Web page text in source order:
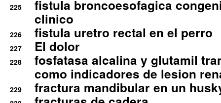
225
fistula broncoesofagica
clinico
226 fistula uretro rectal en el perro
227 El dolor
228
fosfatasa alcalina y glutamil
como indicadores de lesion
229 fractura mandibular en un